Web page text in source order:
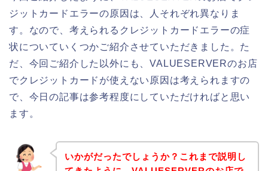
ジットカードエラーの原因は、人それぞれ異なりま
す。なので、考えられるクレジットカードエラーの症
状についていくつかご紹介させていただきました。た
だ、今回ご紹介した以外にも、VALUESERVERのお店
でクレジットカードが使えない原因は考えられますの
で、今日の記事は参考程度にしていただければと思い
ます。
いかがだったでしょうか？これまで説明し